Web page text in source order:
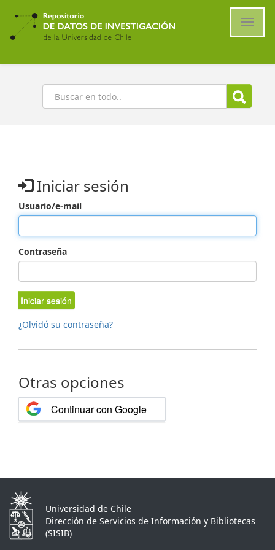
Ir
contenido
principal
Buscar
Iniciar sesión
Usuario/e-mail
Contraseña
Iniciar sesión
¿Olvidó su contraseña?
Otras opciones
Continuar con Google
Universidad de Chile
Dirección de Servicios de Información y Bibliotecas
(SISIB)